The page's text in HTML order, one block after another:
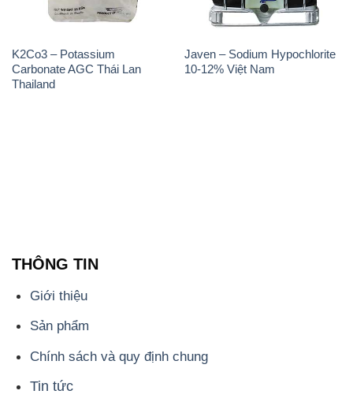
K2Co3 – Potassium
Carbonate AGC Thái Lan
Thailand
Javen – Sodium Hypochlorite
10-12% Việt Nam
THÔNG TIN
Giới thiệu
Sản phẩm
Chính sách và quy định chung
Tin tức